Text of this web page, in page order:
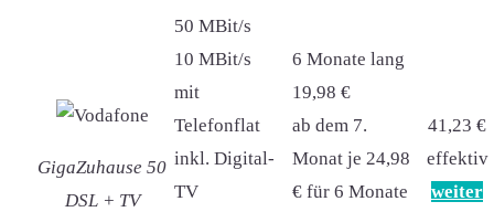
GigaZuhause 50
DSL + TV
50 MBit/s
10 MBit/s
mit
Telefonflat
inkl. Digital-
TV
6 Monate lang
19,98 €
ab dem 7.
Monat je 24,98
€ für 6 Monate
41,23 €
effektiv
weiter